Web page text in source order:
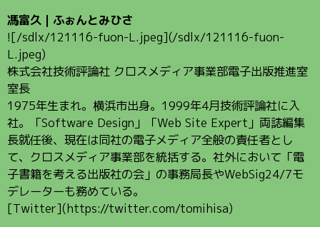
馮富久｜ふぉんとみひさ
![/sdlx/121116-fuon-L.jpeg](/sdlx/121116-fuon-
L.jpeg)
株式会社技術評論社 クロスメディア事業部電子出版推進室
室長
1975年生まれ。横浜市出身。1999年4月技術評論社に入
社。「Software Design」「Web Site Expert」両誌編集
長就任後、現在は同社の電子メディア全般の責任者とし
て、クロスメディア事業部を統括する。社外において「電
子書籍を考える出版社の会」の事務局長やWebSig24/7モ
デレーターも務めている。
[Twitter](https://twitter.com/tomihisa)